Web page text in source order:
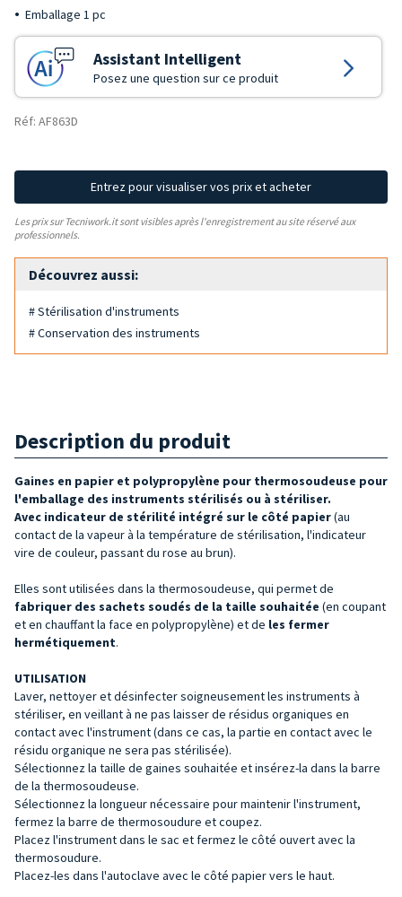
Emballage 1 pc
Assistant Intelligent
Posez une question sur ce produit
Réf: AF863D
Entrez pour visualiser vos prix et acheter
Les prix sur Tecniwork.it sont visibles après l'enregistrement au site réservé aux
professionnels.
Découvrez aussi:
# Stérilisation d'instruments
# Conservation des instruments
Description du produit
Gaines en papier et polypropylène pour thermosoudeuse pour
l'emballage des instruments stérilisés ou à stériliser.
Avec indicateur de stérilité intégré sur le côté papier(au
contact de la vapeur à la température de stérilisation, l'indicateur
vire de couleur, passant du rose au brun).
Elles sont utilisées dans la thermosoudeuse, qui permet de
fabriquer des sachets soudés de la taille souhaitée (en coupant
et en chauffant la face en polypropylène) et de les fermer
hermétiquement.
UTILISATION
Laver, nettoyer et désinfecter soigneusement les instruments à
stériliser, en veillant à ne pas laisser de résidus organiques en
contact avec l'instrument (dans ce cas, la partie en contact avec le
résidu organique ne sera pas stérilisée).
Sélectionnez la taille de gaines souhaitée et insérez-la dans la barre
de la thermosoudeuse.
Sélectionnez la longueur nécessaire pour maintenir l'instrument,
fermez la barre de thermosoudure et coupez.
Placez l'instrument dans le sac et fermez le côté ouvert avec la
thermosoudure.
Placez-les dans l'autoclave avec le côté papier vers le haut.